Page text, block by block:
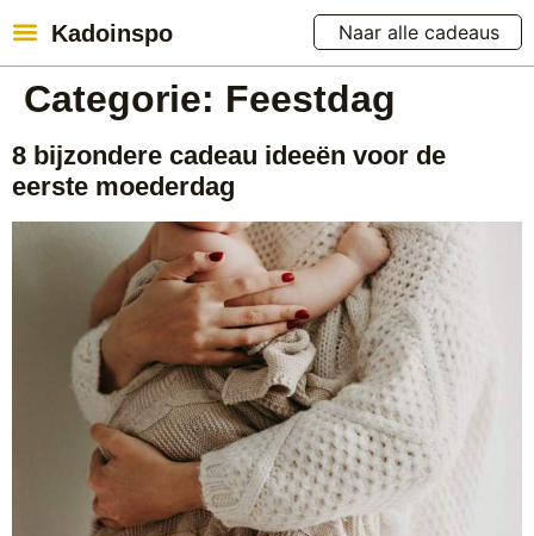
Naar alle cadeaus
Kadoinspo
Categorie: Feestdag
8 bijzondere cadeau ideeën voor de
eerste moederdag